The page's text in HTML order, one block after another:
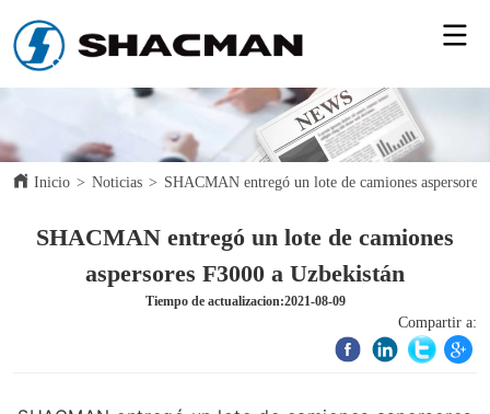
Inicio > Noticias > SHACMAN entregó un lote de camiones aspersores
SHACMAN entregó un lote de camiones
aspersores F3000 a Uzbekistán
Tiempo de actualizacion:2021-08-09
Compartir a: